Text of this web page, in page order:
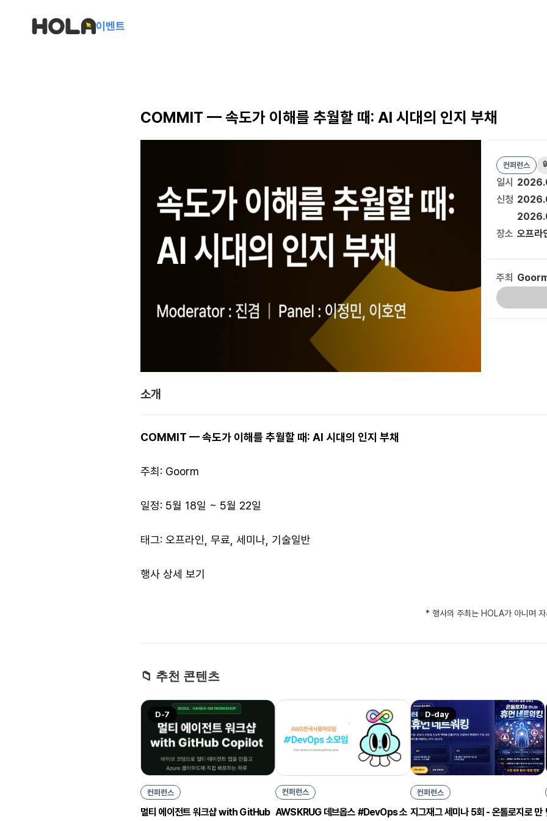
이벤트
COMMIT — 속도가 이해를 추월할 때: AI 시대의 인지 부채
컨퍼런스
일시
신청
장소 오프라
주최
소개
COMMIT — 속도가 이해를 추월할 때: AI 시대의 인지 부채
주최: Goorm
일정: 5월 18일 ~ 5월 22일
태그: 오프라인, 무료, 세미나, 기술일반
행사 상세 보기
* 행사의 주최는 HOLA가 아니며 자
📁 추천 콘텐츠
D-7
컨퍼런스
멀티 에이전트 워크샵 with GitHub
컨퍼런스
AWSKRUG 데브옵스 #DevOps 소
D-day
컨퍼런스
지그재그 세미나 5회 - 온톨로지로 만